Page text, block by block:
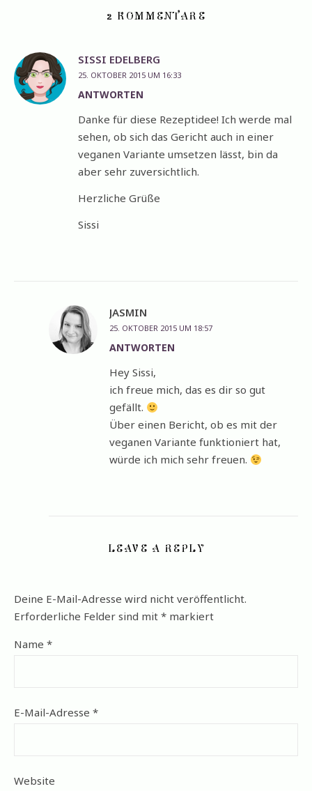
2 KOMMENTARE
SISSI EDELBERG
25. OKTOBER 2015 UM 16:33
ANTWORTEN
Danke für diese Rezeptidee! Ich werde mal
sehen, ob sich das Gericht auch in einer
veganen Variante umsetzen lässt, bin da
aber sehr zuversichtlich.
Herzliche Grüße
Sissi
JASMIN
25. OKTOBER 2015 UM 18:57
ANTWORTEN
Hey Sissi,
ich freue mich, das es dir so gut
gefällt.
Über einen Bericht, ob es mit der
veganen Variante funktioniert hat,
würde ich mich sehr freuen.
LEAVE A REPLY
Deine E-Mail-Adresse wird nicht veröffentlicht.
Erforderliche Felder sind mit * markiert
Name *
E-Mail-Adresse *
Website